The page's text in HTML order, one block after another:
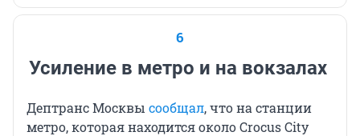
6
Усиление в метро и на вокзалах
Дептранс Москвы сообщал, что на станции
метро, которая находится около Crocus City